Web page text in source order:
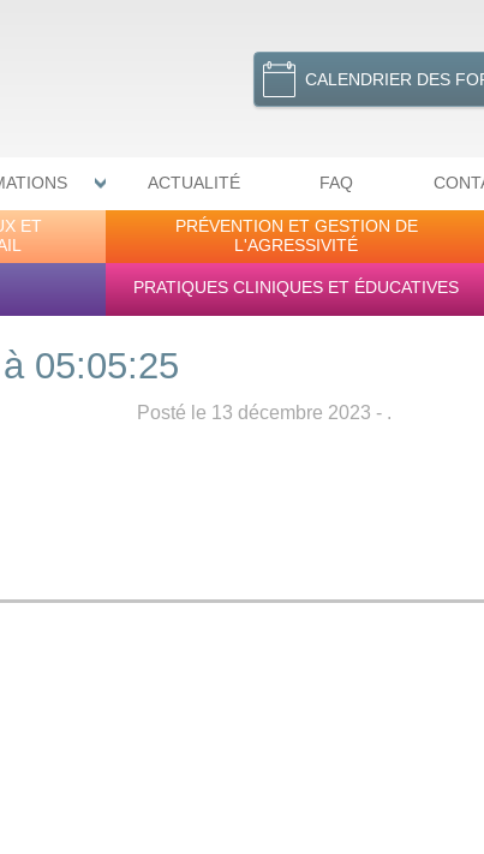
CALENDRIER DES
ACTUALITÉ FAQ
ET
PRÉVENTION ET GESTION DE
L'AGRESSIVITÉ
PRATIQUES CLINIQUES ET ÉDUCATIVES
05:05:25
Posté le 13 décembre 2023 - .